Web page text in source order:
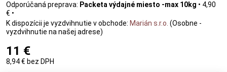
Packeta výdajné miesto -max 10kg • 4,90
€ •
Marián s.r.o. (Osobne -
vyzdvihnutie na našej adrese)
11 €
8,94 € bez DPH